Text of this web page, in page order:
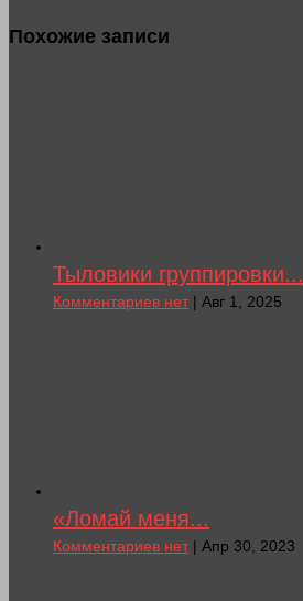
Похожие записи
Тыловики группировки...
Комментариев нет| Авг 1, 2025
«Ломай меня...
Комментариев нет| Апр 30, 2023